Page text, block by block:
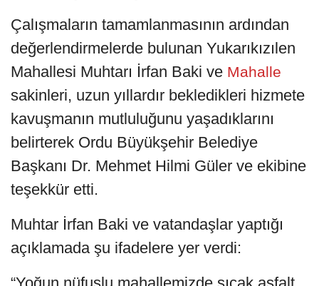
Çalışmaların tamamlanmasının ardından
değerlendirmelerde bulunan Yukarıkızılen
Mahallesi Muhtarı İrfan Baki ve Mahalle
sakinleri, uzun yıllardır bekledikleri hizmete
kavuşmanın mutluluğunu yaşadıklarını
belirterek Ordu Büyükşehir Belediye
Başkanı Dr. Mehmet Hilmi Güler ve ekibine
teşekkür etti.
Muhtar İrfan Baki ve vatandaşlar yaptığı
açıklamada şu ifadelere yer verdi: